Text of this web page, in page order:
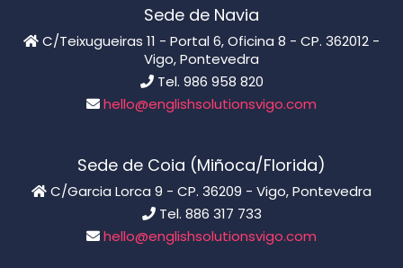
Sede de Navia
C/Teixugueiras 11 - Portal 6, Oficina 8 - CP. 362012 -
Vigo, Pontevedra
Tel. 986 958 820
hello@englishsolutionsvigo.com
Sede de Coia (Miñoca/Florida)
C/Garcia Lorca 9 - CP. 36209 - Vigo, Pontevedra
Tel. 886 317 733
hello@englishsolutionsvigo.com